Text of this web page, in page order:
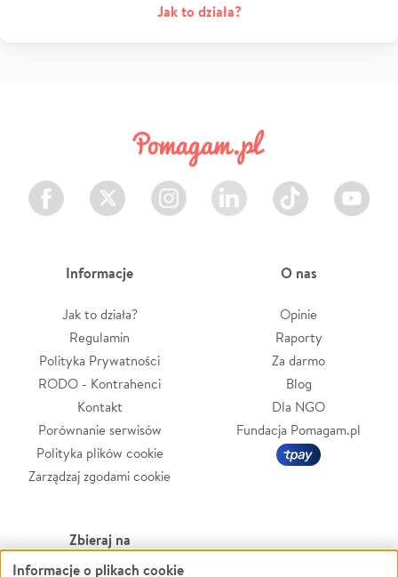
Jak to działa?
Facebook Twitter Instagram LinkedIn TikTok Youtube
Informacje
Jak to działa?
Regulamin
Polityka Prywatności
RODO - Kontrahenci
Kontakt
Porównanie serwisów
Polityka plików cookie
Zarządzaj zgodami cookie
O nas
Opinie
Raporty
Za darmo
Blog
Dla NGO
Fundacja Pomagam.pl
Zbieraj na
Informacje o plikach cookie